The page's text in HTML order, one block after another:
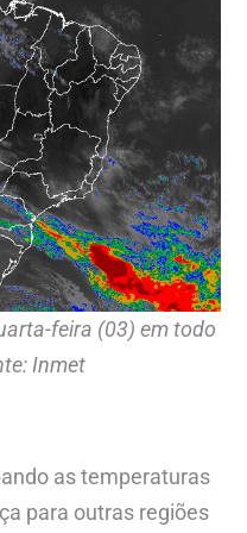
feira (03) em todo
Inmet
as temperaturas
para outras regiões